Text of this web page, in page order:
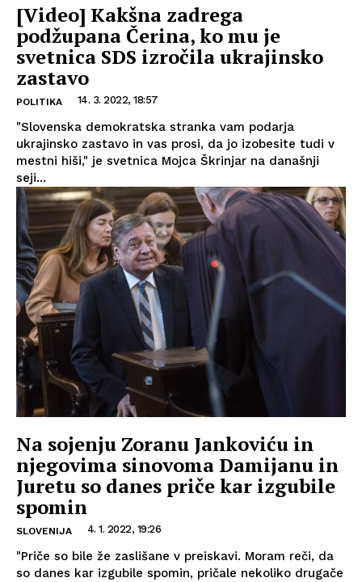
[Video] Kakšna zadrega
podžupana Čerina, ko mu je
svetnica SDS izročila ukrajinsko
zastavo
POLITIKA 14. 3. 2022, 18:57
"Slovenska demokratska stranka vam podarja
ukrajinsko zastavo in vas prosi, da jo izobesite tudi v
mestni hiši," je svetnica Mojca Škrinjar na današnji
seji...
Na sojenju Zoranu Jankoviću in
njegovima sinovoma Damijanu in
Juretu so danes priče kar izgubile
spomin
SLOVENIJA 4. 1. 2022, 19:26
"Priče so bile že zaslišane v preiskavi. Moram reči, da
so danes kar izgubile spomin, pričale nekoliko drugače